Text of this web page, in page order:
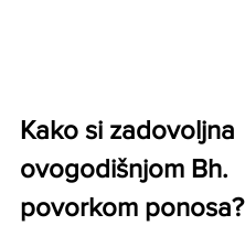
Kako si zadovoljna
ovogodišnjom Bh.
povorkom ponosa?